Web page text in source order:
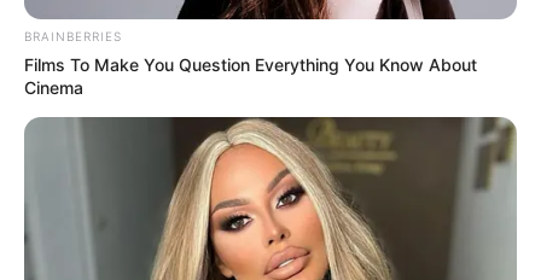
BRAINBERRIES
Films To Make You Question Everything You Know About
Cinema